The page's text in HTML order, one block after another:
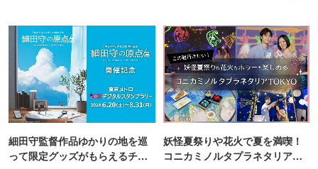
価格：1箱5個入 1,998円
生トリュフチョコレート「スノーボール」を、より贅沢に
冬の放牧⽜乳を加えた生クリームを生チョコレートで包ん
だ、まろやかな生トリュフチョコレートに、ザクザクとし
た食感のビターなアーモンドチョコレートを纏わせた一
品。“パリッ・フワッ・トロッ”のトリプル食感を楽しめ
る、新登場の生トリュフアーモンドチョコレート。
細田守監督作品ゆかりの地を巡
って限定グッズがもらえるチャ
妖怪夏祭りや花火で夏を満喫！
コニカミノルタプラネタリア